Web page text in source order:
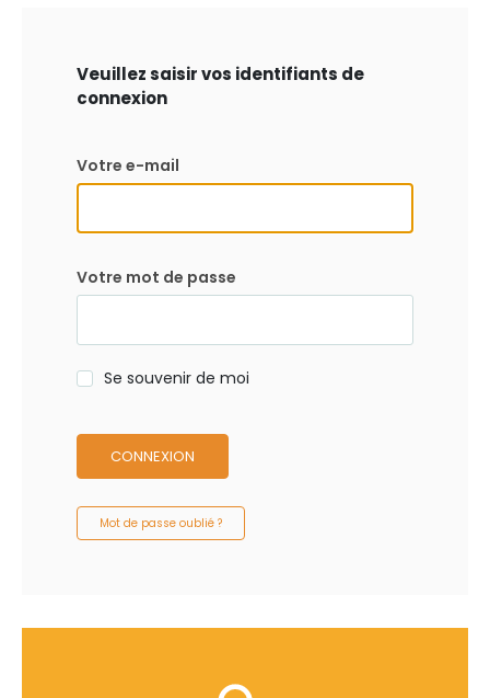
Veuillez saisir vos identifiants de
connexion
Votre e-mail
Votre mot de passe
Se souvenir de moi
CONNEXION
Mot de passe oublié ?